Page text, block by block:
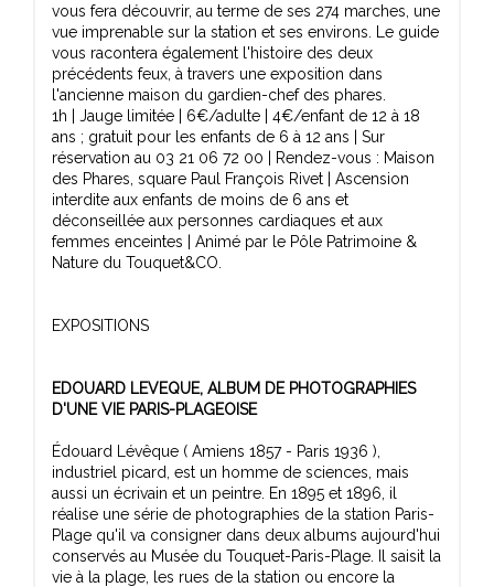
vous fera découvrir, au terme de ses 274 marches, une
vue imprenable sur la station et ses environs. Le guide
vous racontera également l'histoire des deux
précédents feux, à travers une exposition dans
l'ancienne maison du gardien-chef des phares.
1h | Jauge limitée | 6€/adulte | 4€/enfant de 12 à 18
ans ; gratuit pour les enfants de 6 à 12 ans | Sur
réservation au 03 21 06 72 00 | Rendez-vous : Maison
des Phares, square Paul François Rivet | Ascension
interdite aux enfants de moins de 6 ans et
déconseillée aux personnes cardiaques et aux
femmes enceintes | Animé par le Pôle Patrimoine &
Nature du Touquet&CO.
EXPOSITIONS
EDOUARD LEVEQUE, ALBUM DE PHOTOGRAPHIES
D'UNE VIE PARIS-PLAGEOISE
Édouard Lévêque ( Amiens 1857 - Paris 1936 ),
industriel picard, est un homme de sciences, mais
aussi un écrivain et un peintre. En 1895 et 1896, il
réalise une série de photographies de la station Paris-
Plage qu'il va consigner dans deux albums aujourd'hui
conservés au Musée du Touquet-Paris-Plage. Il saisit la
vie à la plage, les rues de la station ou encore la